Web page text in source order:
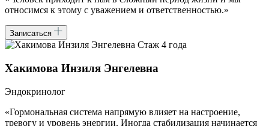
относимся к этому с уважением и ответственностью.»
Записаться
Стаж 4 года
Хакимова Инзиля Энгелевна
Эндокринолог
«Гормональная система напрямую влияет на настроение,
тревогу и уровень энергии. Иногда стабилизация начинается